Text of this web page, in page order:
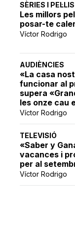
SÈRIES I PEL·LIS
Les millors
posar-te
Víctor Rodrigo
AUDIÈNCIES
«La casa
funcionar al
supera
les onze cau
Víctor Rodrigo
TELEVISIÓ
«Saber y
vacances i
per al
Víctor Rodrigo